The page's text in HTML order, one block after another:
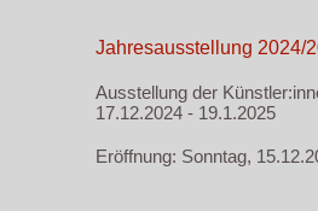
Jahresausstellung 2024/
Ausstellung der
17.12.2024 - 19.1.2025
Eröffnung: Sonntag,